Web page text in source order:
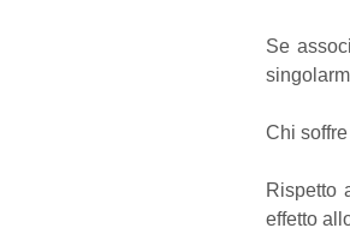
Se
Chi
Rispetto
effetto